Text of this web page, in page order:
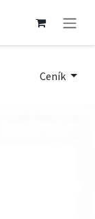
Ceník